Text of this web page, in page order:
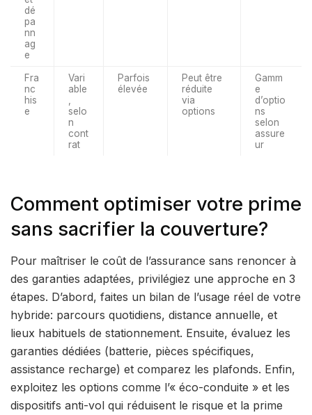
dé
pa
nn
ag
e
Fra
nc
his
e
Vari
able
selo
n
cont
rat
Parfois
élevée
Peut être
réduite
via
options
Gamm
e
d’optio
ns
selon
assure
ur
Comment optimiser votre prime
sans sacrifier la couverture?
Pour maîtriser le coût de l’assurance sans renoncer à
des garanties adaptées, privilégiez une approche en 3
étapes. D’abord, faites un bilan de l’usage réel de votre
hybride: parcours quotidiens, distance annuelle, et
lieux habituels de stationnement. Ensuite, évaluez les
garanties dédiées (batterie, pièces spécifiques,
assistance recharge) et comparez les plafonds. Enfin,
exploitez les options comme l’« éco-conduite » et les
dispositifs anti-vol qui réduisent le risque et la prime